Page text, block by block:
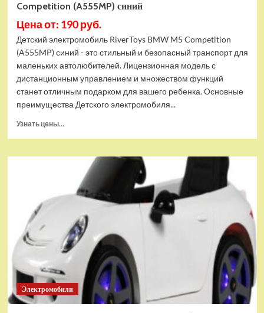
Competition (A555MP) синий
Цена от: 190 руб.
Детский электромобиль RiverToys BMW M5 Competition
(A555MP) синий - это стильный и безопасный транспорт для
маленьких автолюбителей. Лицензионная модель с
дистанционным управлением и множеством функций
станет отличным подарком для вашего ребенка. Основные
преимущества Детского электромобиля...
Узнать цены...
Детский
электромобиль
RiverToys
BMW
Competition
(A555MP)
синий
Электромобили